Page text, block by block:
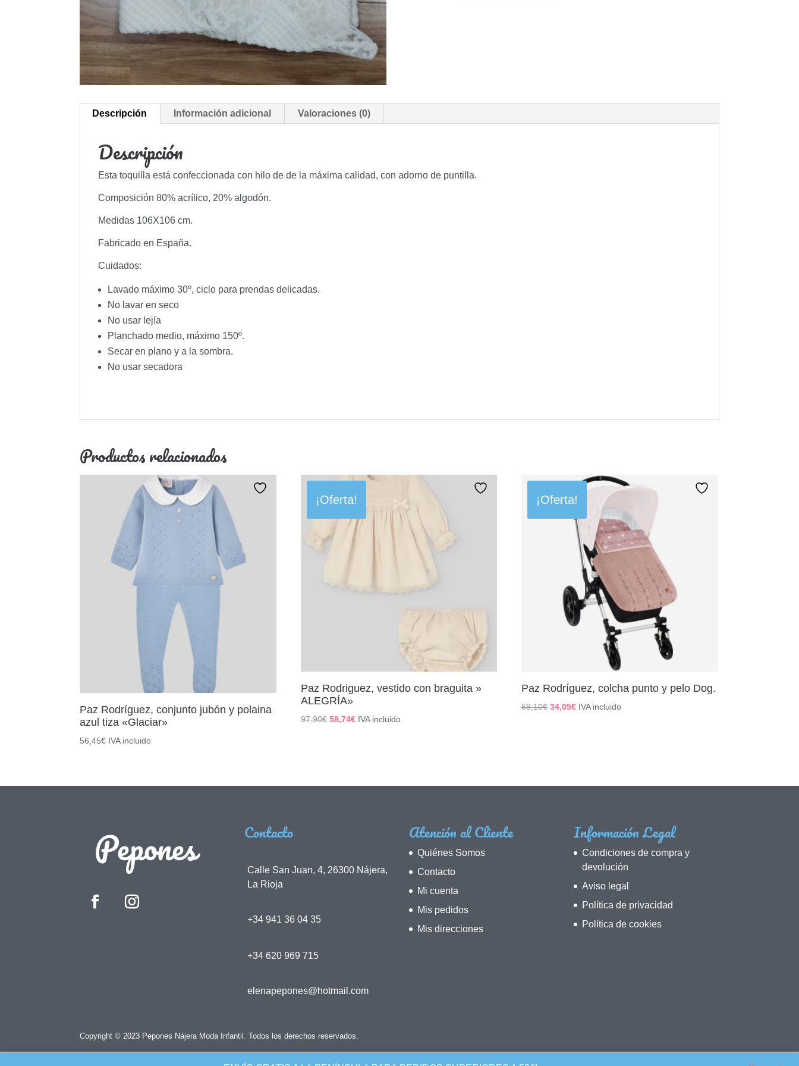
Descripción Información adicional Valoraciones (0)
Descripción
Esta toquilla está confeccionada con hilo de de la máxima calidad, con adorno de puntilla.
Composición 80% acrílico, 20% algodón.
Medidas 106X106 cm.
Fabricado en España.
Cuidados:
Lavado máximo 30º, ciclo para prendas delicadas.
No lavar en seco
No usar lejía
Planchado medio, máximo 150º.
Secar en plano y a la sombra.
No usar secadora
Productos relacionados
Paz Rodríguez, conjunto jubón y polaina
azul tiza «Glaciar»
56,45€ IVA incluido
¡Oferta!
Paz Rodriguez, vestido con braguita »
ALEGRÍA»
97,90€ El
58,74€ElIVA incluido
¡Oferta!
Paz Rodríguez, colcha punto y pelo Dog.
68,10€ El
34,05€ElIVA incluido
Contacto
Calle San Juan, 4, 26300 Nájera,
La Rioja
+34 941 36 04 35
+34 620 969 715
elenapepones@hotmail.com
Atención al Cliente
Quiénes Somos
Contacto
Mi cuenta
Mis pedidos
Mis direcciones
Información Legal
Condiciones de compra y
devolución
Aviso legal
Política de privacidad
Política de cookies
Copyright © 2023 Pepones Nájera Moda Infantil. Todos los derechos reservados.